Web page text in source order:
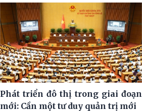
Phát triển đô thị trong giai đoạn
mới: Cần một tư duy quản trị mới